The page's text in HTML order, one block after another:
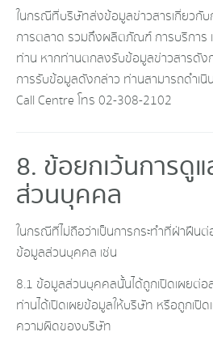
ในกรณีที่บริษัทส่งข้อมูลข่าวสารเกี่ยวกับ
การตลาด รวมถึงผลิตภัณฑ์ การบริการ
ท่าน หากท่านตกลงรับข้อมูลข่าวสารดัง
การรับข้อมูลดังกล่าว ท่านสามารถดำเนิ
Call Centre โทร 02-308-2102
8. ข้อยกเว้นการดู
ส่วนบุคคล
ในกรณีที่ไม่ถือว่าเป็นการกระทำที่ฝ่าฝืน
ข้อมูลส่วนบุคคล เช่น
8.1 ข้อมูลส่วนบุคคลนั้นได้ถูกเปิดเผยต่อ
ท่านได้เปิดเผยข้อมูลให้บริษัท หรือถูกเปิ
ความผิดของบริษัท